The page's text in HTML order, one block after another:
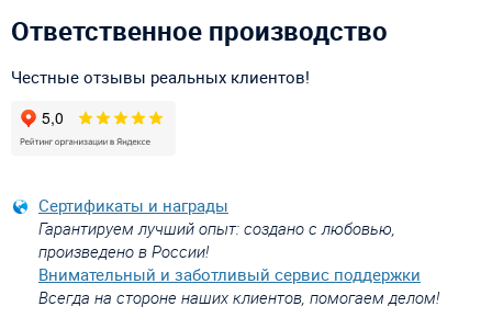
Ответственное производство
Честные отзывы реальных клиентов!
Сертификаты и награды
Гарантируем лучший опыт: создано с любовью,
произведено в России!
Внимательный и заботливый сервис поддержки
Всегда на стороне наших клиентов, помогаем делом!